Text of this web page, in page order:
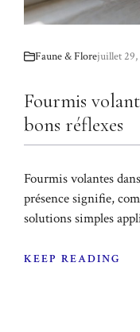
Faune & Florejuillet 29,
Fourmis
bons réflexes
Fourmis volantes
présence signifie,
solutions simples
KEEP READING